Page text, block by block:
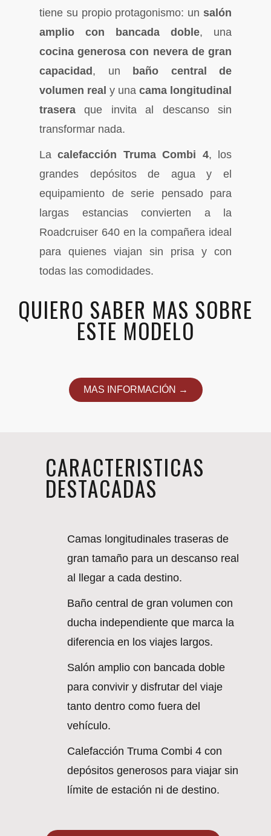
tiene su propio protagonismo: un salón
amplio con bancada doble, una
cocina generosa con nevera de gran
capacidad , un
baño central de
volumen real y una cama longitudinal
trasera que invita al descanso sin
transformar nada.
Lacalefacción Truma Combi 4, los
grandes depósitos de agua y el
equipamiento de serie pensado para
largas estancias convierten a la
Roadcruiser 640 en la compañera ideal
para quienes viajan sin prisa y con
todas las comodidades.
QUIERO SABER MAS SOBRE
ESTE MODELO
MAS INFORMACIÓN →
CARACTERISTICAS
DESTACADAS
Camas longitudinales traseras de
gran tamaño para un descanso real
al llegar a cada destino.
Baño central de gran volumen con
ducha independiente que marca la
diferencia en los viajes largos.
Salón amplio con bancada doble
para convivir y disfrutar del viaje
tanto dentro como fuera del
vehículo.
Calefacción Truma Combi 4 con
depósitos generosos para viajar sin
límite de estación ni de destino.